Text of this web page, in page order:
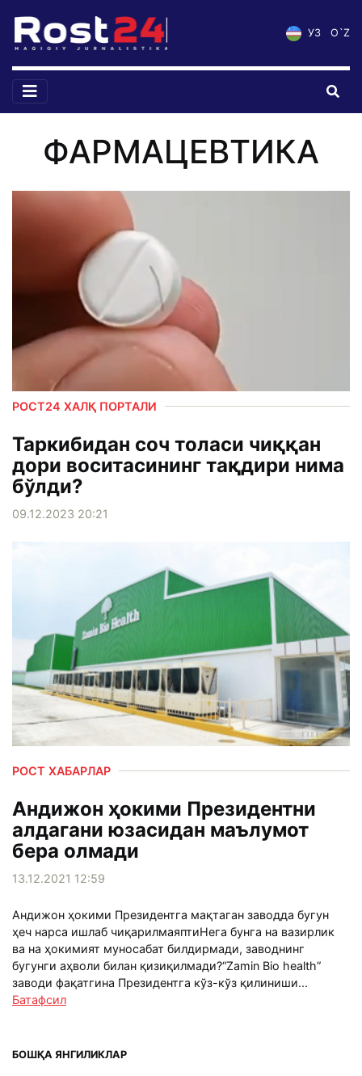
УЗ O`Z
ФАРМАЦЕВТИКА
РОСТ24 ХАЛҚ ПОРТАЛИ
Таркибидан соч толаси чиққан
дори воситасининг тақдири нима
бўлди?
09.12.2023 20:21
РОСТ ХАБАРЛАР
Андижон ҳокими Президентни
алдагани юзасидан маълумот
бера олмади
13.12.2021 12:59
Андижон ҳокими Президентга мақтаган заводда бугун
ҳеч нарса ишлаб чиқарилмаяптиНега бунга на вазирлик
ва на ҳокимият муносабат билдирмади, заводнинг
бугунги аҳволи билан қизиқилмади?“Zamin Bio health”
заводи фақатгина Президентга кўз-кўз қилиниши...
Батафсил
БОШҚА ЯНГИЛИКЛАР